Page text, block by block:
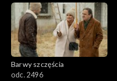
2501–2600
2401–2500
2301–2400
Barwy szczęścia
odc. 2496